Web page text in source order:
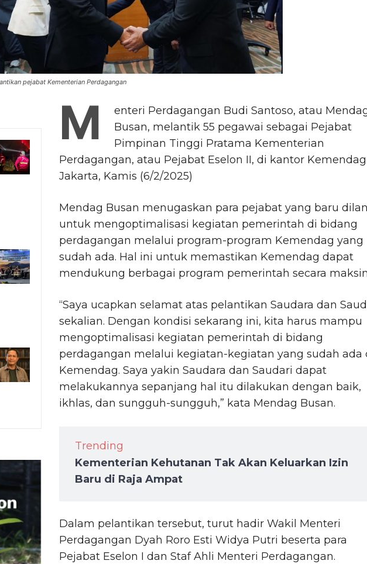
pejabat Kementerian Perdagangan
M
enteri Perdagangan Budi Santoso, atau
Busan, melantik 55 pegawai sebagai Pejabat
Pimpinan Tinggi Pratama Kementerian
Perdagangan, atau Pejabat Eselon II, di kantor
Jakarta, Kamis (6/2/2025)
Mendag Busan menugaskan para pejabat yang baru
untuk mengoptimalisasi kegiatan pemerintah di bidang
perdagangan melalui program-program Kemendag yang
sudah ada. Hal ini untuk memastikan Kemendag dapat
mendukung berbagai program pemerintah secara
“Saya ucapkan selamat atas pelantikan Saudara dan
sekalian. Dengan kondisi sekarang ini, kita harus mampu
mengoptimalisasi kegiatan pemerintah di bidang
perdagangan melalui kegiatan-kegiatan yang sudah ada
Kemendag. Saya yakin Saudara dan Saudari dapat
melakukannya sepanjang hal itu dilakukan dengan baik,
ikhlas, dan sungguh-sungguh,” kata Mendag Busan.
Trending
Kementerian Kehutanan Tak Akan Keluarkan Izin
Baru di Raja Ampat
Dalam pelantikan tersebut, turut hadir Wakil Menteri
Perdagangan Dyah Roro Esti Widya Putri beserta para
Pejabat Eselon I dan Staf Ahli Menteri Perdagangan.